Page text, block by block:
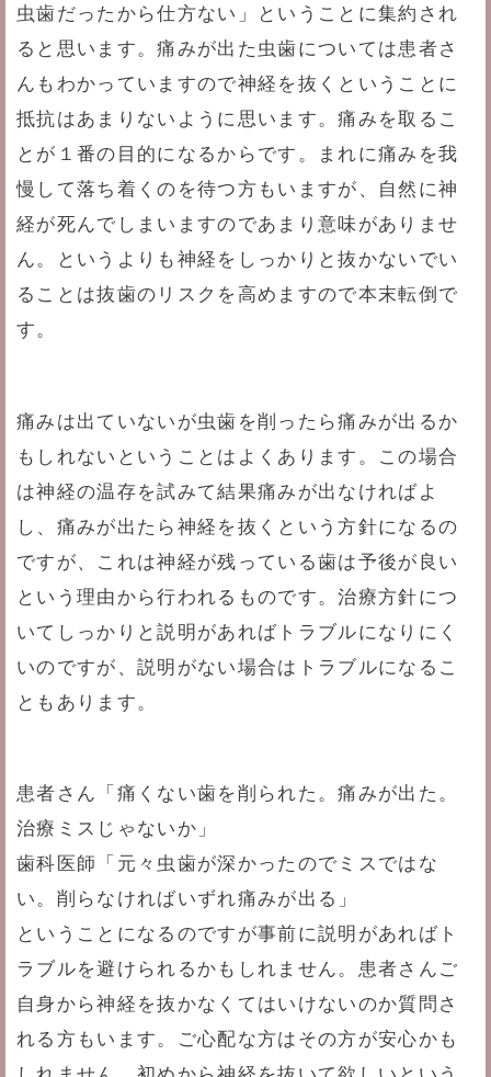
虫歯だったから仕方ない」ということに集約され
ると思います。痛みが出た虫歯については患者さ
んもわかっていますので神経を抜くということに
抵抗はあまりないように思います。痛みを取るこ
とが１番の目的になるからです。まれに痛みを我
慢して落ち着くのを待つ方もいますが、自然に神
経が死んでしまいますのであまり意味がありませ
ん。というよりも神経をしっかりと抜かないでい
ることは抜歯のリスクを高めますので本末転倒で
す。
痛みは出ていないが虫歯を削ったら痛みが出るか
もしれないということはよくあります。この場合
は神経の温存を試みて結果痛みが出なければよ
し、痛みが出たら神経を抜くという方針になるの
ですが、これは神経が残っている歯は予後が良い
という理由から行われるものです。治療方針につ
いてしっかりと説明があればトラブルになりにく
いのですが、説明がない場合はトラブルになるこ
ともあります。
患者さん「痛くない歯を削られた。痛みが出た。
治療ミスじゃないか」
歯科医師「元々虫歯が深かったのでミスではな
い。削らなければいずれ痛みが出る」
ということになるのですが事前に説明があればト
ラブルを避けられるかもしれません。患者さんご
自身から神経を抜かなくてはいけないのか質問さ
れる方もいます。ご心配な方はその方が安心かも